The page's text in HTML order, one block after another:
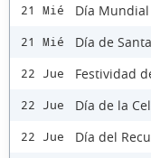
21 Mié Día
21 Mié Día de
22 Jue Festividad
22 Jue Día de la
22 Jue Día del